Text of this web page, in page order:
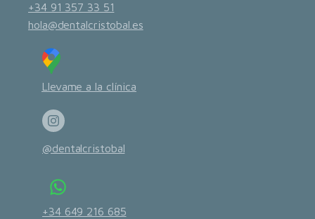
+34 91 357 33 51
hola@dentalcristobal.es
Llevame a la clínica
@dentalcristobal
+34 649 216 685